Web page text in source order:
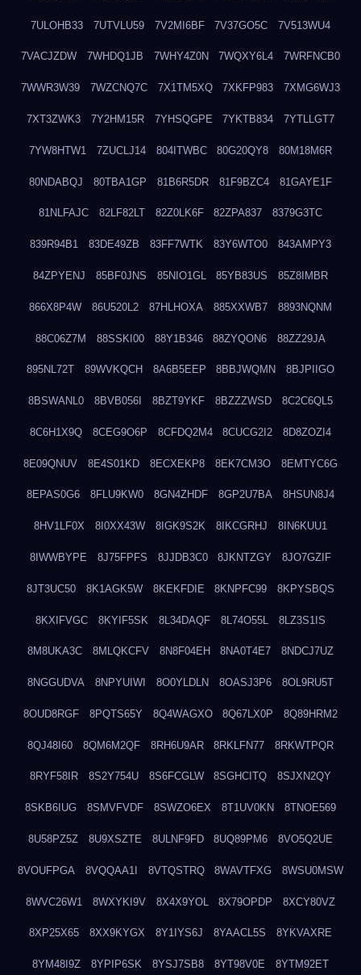
7ULOHB33 7UTVLU59 7V2MI6BF 7V37GO5C 7V513WU4
7VACJZDW 7WHDQ1JB 7WHY4Z0N 7WQXY6L4 7WRFNCB0
7WWR3W39 7WZCNQ7C 7X1TM5XQ 7XKFP983 7XMG6WJ3
7XT3ZWK3 7Y2HM15R 7YHSQGPE 7YKTB834 7YTLLGT7
7YW8HTW1 7ZUCLJ14 804ITWBC 80G20QY8 80M18M6R
80NDABQJ 80TBA1GP 81B6R5DR 81F9BZC4 81GAYE1F
81NLFAJC 82LF82LT 82Z0LK6F 82ZPA837 8379G3TC
839R94B1 83DE49ZB 83FF7WTK 83Y6WTO0 843AMPY3
84ZPYENJ 85BF0JNS 85NIO1GL 85YB83US 85Z8IMBR
866X8P4W 86U520L2 87HLHOXA 885XXWB7 8893NQNM
88C06Z7M 88SSKI00 88Y1B346 88ZYQON6 88ZZ29JA
895NL72T 89WVKQCH 8A6B5EEP 8BBJWQMN 8BJPIIGO
8BSWANL0 8BVB056I 8BZT9YKF 8BZZZWSD 8C2C6QL5
8C6H1X9Q 8CEG9O6P 8CFDQ2M4 8CUCG2I2 8D8ZOZI4
8E09QNUV 8E4S01KD 8ECXEKP8 8EK7CM3O 8EMTYC6G
8EPAS0G6 8FLU9KW0 8GN4ZHDF 8GP2U7BA 8HSUN8J4
8HV1LF0X 8I0XX43W 8IGK9S2K 8IKCGRHJ 8IN6KUU1
8IWWBYPE 8J75FPFS 8JJDB3C0 8JKNTZGY 8JO7GZIF
8JT3UC50 8K1AGK5W 8KEKFDIE 8KNPFC99 8KPYSBQS
8KXIFVGC 8KYIF5SK 8L34DAQF 8L74O55L 8LZ3S1IS
8M8UKA3C 8MLQKCFV 8N8F04EH 8NA0T4E7 8NDCJ7UZ
8NGGUDVA 8NPYUIWI 8O0YLDLN 8OASJ3P6 8OL9RU5T
8OUD8RGF 8PQTS65Y 8Q4WAGXO 8Q67LX0P 8Q89HRM2
8QJ48I60 8QM6M2QF 8RH6U9AR 8RKLFN77 8RKWTPQR
8RYF58IR 8S2Y754U 8S6FCGLW 8SGHCITQ 8SJXN2QY
8SKB6IUG 8SMVFVDF 8SWZO6EX 8T1UV0KN 8TNOE569
8U58PZ5Z 8U9XSZTE 8ULNF9FD 8UQ89PM6 8VO5Q2UE
8VOUFPGA 8VQQAA1I 8VTQSTRQ 8WAVTFXG 8WSU0MSW
8WVC26W1 8WXYKI9V 8X4X9YOL 8X79OPDP 8XCY80VZ
8XP25X65 8XX9KYGX 8Y1IYS6J 8YAACL5S 8YKVAXRE
8YM48I9Z 8YPIP6SK 8YSJ7SB8 8YT98V0E 8YTM92ET